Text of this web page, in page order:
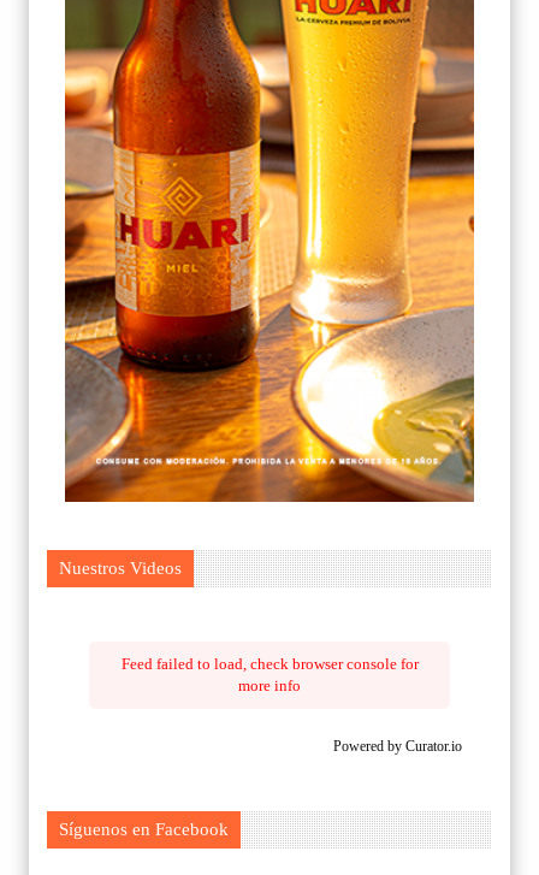
Nuestros Videos
Feed failed to load, check browser console for
more info
Powered by Curator.io
Síguenos en Facebook